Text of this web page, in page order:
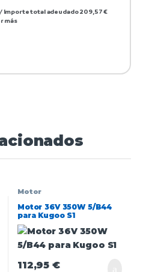
/ Importe total adeudado209,57 €
más
Motor
Motor 36V 350W 5/B44
para Kugoo S1
112,95€